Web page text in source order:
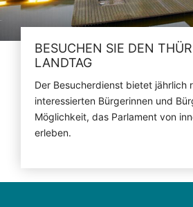
BESUCHEN SIE DEN
LANDTAG
Der Besucherdienst bietet jährlich
interessierten Bürgerinnen und
Möglichkeit, das Parlament von
erleben.